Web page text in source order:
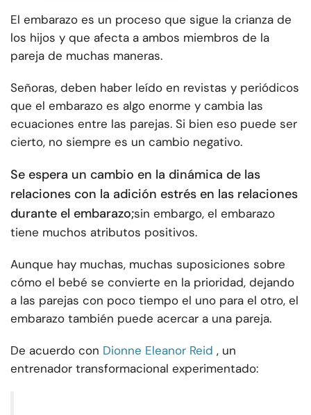
El embarazo es un proceso que sigue la crianza de
los hijos y que afecta a ambos miembros de la
pareja de muchas maneras.
Señoras, deben haber leído en revistas y periódicos
que el embarazo es algo enorme y cambia las
ecuaciones entre las parejas. Si bien eso puede ser
cierto, no siempre es un cambio negativo.
Se espera un cambio en la dinámica de las
relaciones con la adición estrés en las relaciones
durante el embarazo;sin embargo, el embarazo
tiene muchos atributos positivos.
Aunque hay muchas, muchas suposiciones sobre
cómo el bebé se convierte en la prioridad, dejando
a las parejas con poco tiempo el uno para el otro, el
embarazo también puede acercar a una pareja.
De acuerdo con Dionne Eleanor Reid , un
entrenador transformacional experimentado: